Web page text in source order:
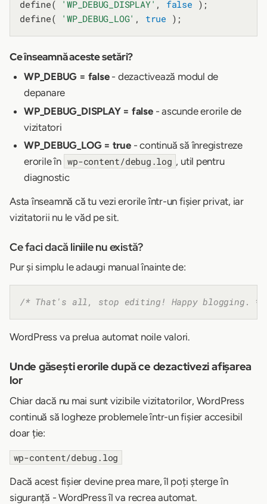
define( 'WP_DEBUG_DISPLAY' , false );
define(
'WP_DEBUG_LOG' , true
Ce înseamnă aceste setări?
WP_DEBUG = false- dezactivează modul de
depanare
WP_DEBUG_DISPLAY = false- ascunde erorile de
vizitatori
WP_DEBUG_LOG = true- continuă să înregistreze
erorile în wp-content/debug.log , util pentru
diagnostic
Asta înseamnă că tu vezi erorile într-un fișier privat, iar
vizitatorii nu le văd pe sit.
Ce faci dacă liniile nu există?
Pur și simplu le adaugi manual înainte de:
/* That's all, stop editing! Happy blogging. */
WordPress va prelua automat noile valori.
Unde găsești erorile după ce dezactivezi afișarea
lor
Chiar dacă nu mai sunt vizibile vizitatorilor, WordPress
continuă să logheze problemele într-un fișier accesibil
doar ție:
wp-content/debug.log
Dacă acest fișier devine prea mare, îl poți șterge în
siguranță - WordPress îl va recrea automat.